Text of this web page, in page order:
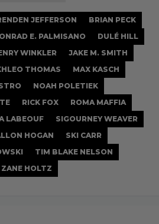
JEFFERSON
BRIAN PECK
E. PALMISANO
DULÉ HILL
WINKLER
JAKE M. SMITH
THOMAS
MAX KASCH
NOAH POLETIEK
RICK FOX
ROMA MAFFIA
LABEOUF
SIGOURNEY WEAVER
HOGAN
SKI CARR
TIM BLAKE NELSON
ZANE HOLTZ